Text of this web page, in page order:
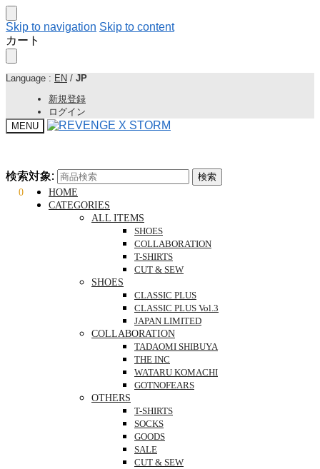
Skip to navigation Skip to content
カート
Language : EN / JP
新規登録
ログイン
MENU
検索対象:
検索
0
検索対象:
検索
HOME
CATEGORIES
ALL ITEMS
SHOES
COLLABORATION
T-SHIRTS
CUT & SEW
SHOES
CLASSIC PLUS
CLASSIC PLUS Vol.3
JAPAN LIMITED
COLLABORATION
TADAOMI SHIBUYA
THE INC
WATARU KOMACHI
GOTNOFEARS
OTHERS
T-SHIRTS
SOCKS
GOODS
SALE
CUT & SEW